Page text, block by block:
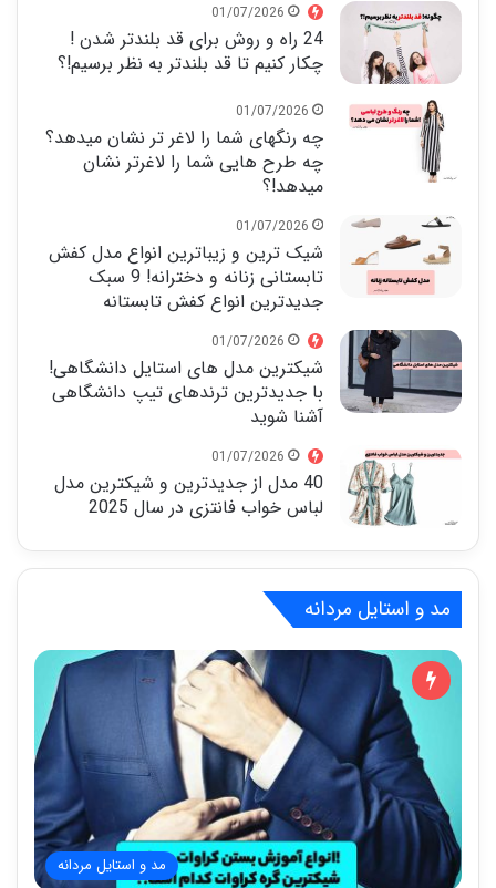
01/07/2026
24 راه و روش برای قد بلندتر شدن !
چکار کنیم تا قد بلندتر به نظر برسیم!؟
01/07/2026
چه رنگهای شما را لاغر تر نشان میدهد؟
چه طرح هایی شما را لاغرتر نشان
میدهد!؟
01/07/2026
شیک ترین و زیباترین انواع مدل کفش
تابستانی زنانه و دخترانه! 9 سبک
جدیدترین انواع کفش تابستانه
01/07/2026
شیکترین مدل های استایل دانشگاهی!
با جدیدترین ترندهای تیپ دانشگاهی
آشنا شوید
01/07/2026
40 مدل از جدیدترین و شیکترین مدل
لباس خواب فانتزی در سال 2025
مد و استایل مردانه
مد و استایل مردانه